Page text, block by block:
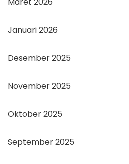
Januari 2026
Desember 2025
November 2025
Oktober 2025
September 2025